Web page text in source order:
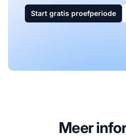
Start gratis proefperiode
Meer